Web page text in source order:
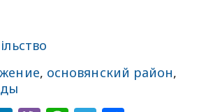
, основянский район,